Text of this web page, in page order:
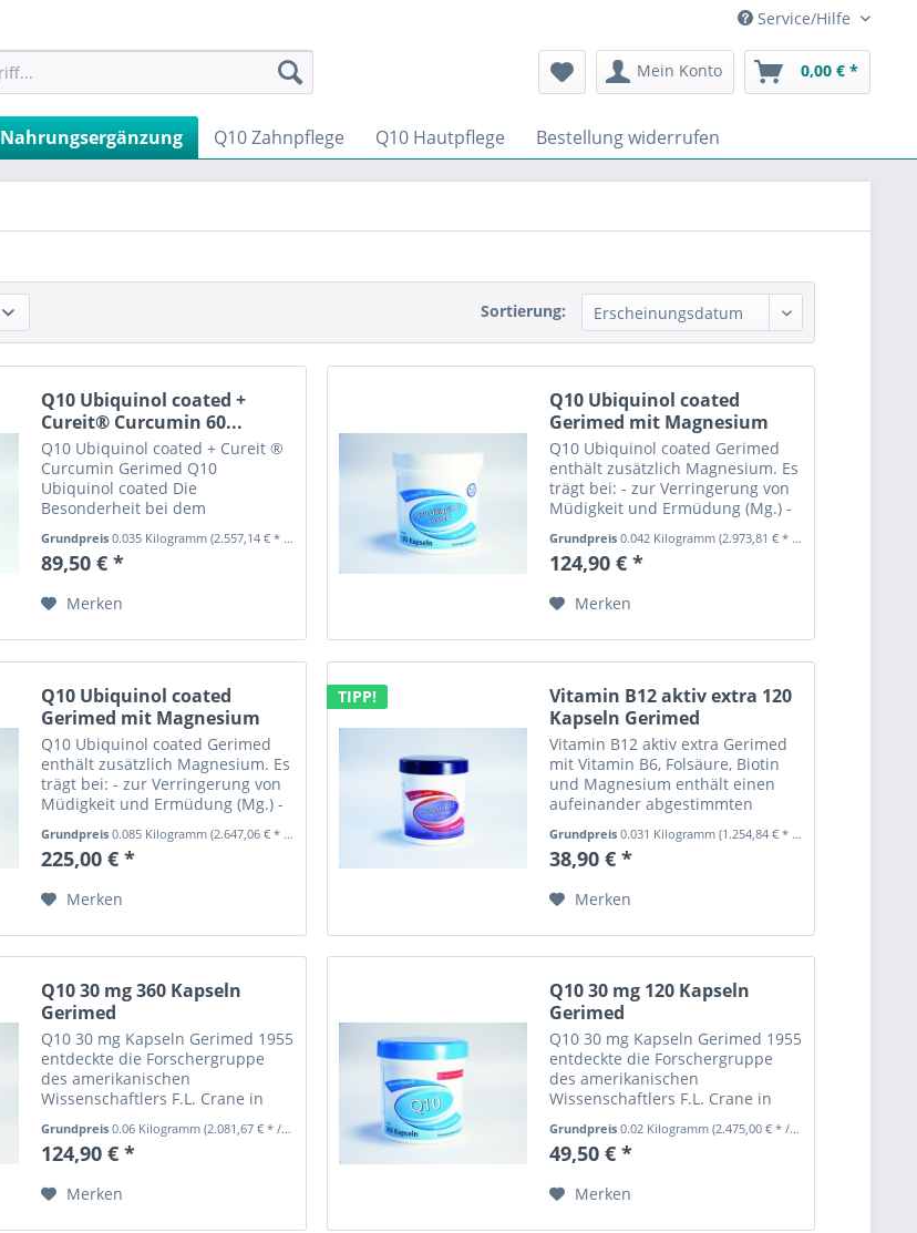
Service/Hilfe
Mein Konto 0,00 € *
Nahrungsergänzung Q10 Zahnpflege Q10 Hautpflege Bestellung widerrufen
Sortierung:
Q10 Ubiquinol coated +
Cureit® Curcumin 60...
Q10 Ubiquinol coated + Cureit ®
Curcumin Gerimed Q10
Ubiquinol coated Die
Besonderheit bei dem
coated besteht darin, dass das
enthaltene reine Kaneka
ummantelt (gecoated) wurde.
Grundpreis0.035 Kilogramm(2.557,14 € * / 1 Kilogramm)
89,50 € *
Merken
Q10 Ubiquinol coated
Gerimed mit Magnesium
90...
Q10 Ubiquinol coated Gerimed
enthält zusätzlich Magnesium. Es
trägt bei: - zur Verringerung von
Müdigkeit und Ermüdung (Mg.) -
Energiestoffwechsel (Mg.) - zu
einer normalen Muskelfunktion
Grundpreis0.042 Kilogramm(2.973,81 € * / 1 Kilogramm)
124,90 € *
Merken
Q10 Ubiquinol coated
Gerimed mit Magnesium
180...
Q10 Ubiquinol coated Gerimed
enthält zusätzlich Magnesium. Es
trägt bei: - zur Verringerung von
Müdigkeit und Ermüdung (Mg.) -
Energiestoffwechsel (Mg.) - zu
einer normalen Muskelfunktion
Grundpreis0.085 Kilogramm(2.647,06 € * / 1 Kilogramm)
225,00 € *
Merken
TIPP!
Vitamin B12 aktiv extra 120
Kapseln Gerimed
Vitamin B12 aktiv extra Gerimed
mit Vitamin B6, Folsäure, Biotin
und Magnesium enthält einen
aufeinander abgestimmten
Vitamin B12 (Adenosyl-, Methyl-,
Hydroxycobalamin), Vitamin B6
Grundpreis0.031 Kilogramm(1.254,84 € * / 1 Kilogramm)
38,90 € *
Merken
Q10 30 mg 360 Kapseln
Gerimed
Q10 30 mg Kapseln Gerimed 1955
entdeckte die Forschergruppe
des amerikanischen
Wissenschaftlers F.L. Crane in
Rinderherzen das Coenzym Q10.
Der britische Forscher R. A.
"Ubichinon", da...
Grundpreis0.06 Kilogramm(2.081,67 € * / 1 Kilogramm)
124,90 € *
Merken
Q10 30 mg 120 Kapseln
Gerimed
Q10 30 mg Kapseln Gerimed 1955
entdeckte die Forschergruppe
des amerikanischen
Wissenschaftlers F.L. Crane in
Rinderherzen das Coenzym Q10.
Der britische Forscher R. A.
"Ubichinon", da...
Grundpreis0.02 Kilogramm(2.475,00 € * / 1 Kilogramm)
49,50 € *
Merken